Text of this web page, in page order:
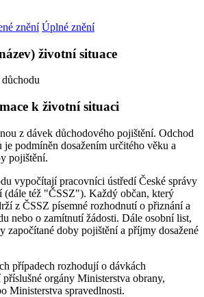
znění Úplné znění
životní situace
k životní situaci
z dávek důchodového pojištění. Odchod
je podmíněn dosažením určitého věku a
pojištění.
vypočítají pracovníci ústředí České správy
(dále též "ČSSZ"). Každý občan, který
z ČSSZ písemné rozhodnutí o přiznání a
nebo o zamítnutí žádosti. Dále osobní list,
započítané doby pojištění a příjmy dosažené
případech rozhodují o dávkách
orgány Ministerstva obrany,
Ministerstva spravedlnosti.